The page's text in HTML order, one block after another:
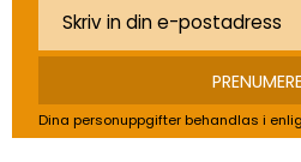
Dina personuppgifter behandlas i